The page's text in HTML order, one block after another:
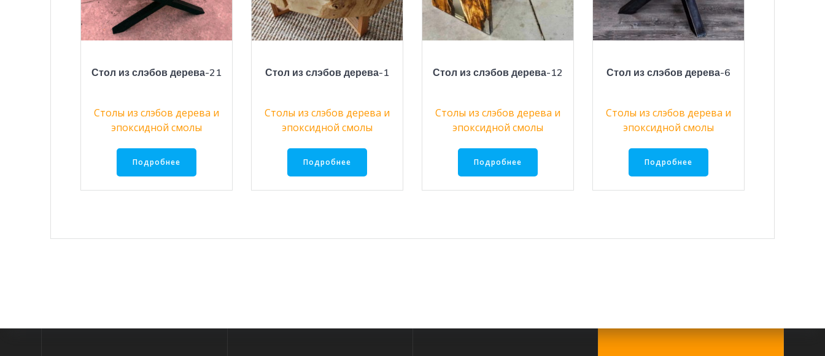
Стол из слэбов дерева-21
Столы из слэбов дерева и
эпоксидной смолы
Подробнее
Стол из слэбов дерева-1
Столы из слэбов дерева и
эпоксидной смолы
Подробнее
Стол из слэбов дерева-12
Столы из слэбов дерева и
эпоксидной смолы
Подробнее
Стол из слэбов дерева-6
Столы из слэбов дерева и
эпоксидной смолы
Подробнее